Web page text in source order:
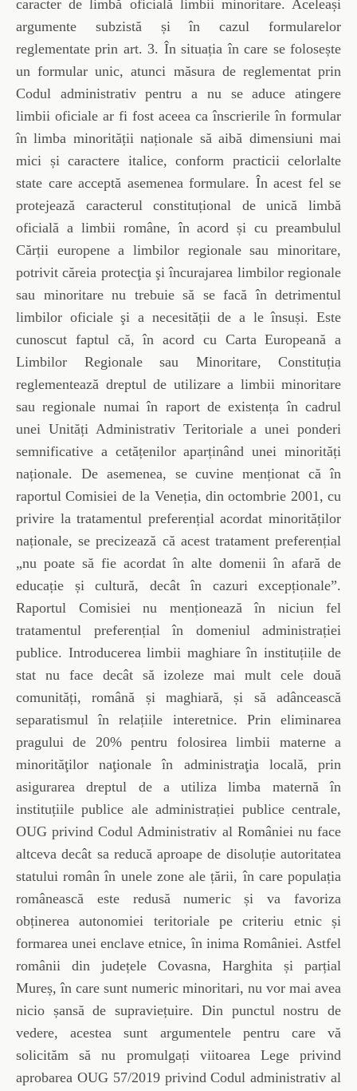
caracter de limbă oficială limbii minoritare. Aceleași
argumente subzistă și în cazul formularelor
reglementate prin art. 3. În situația în care se folosește
un formular unic, atunci măsura de reglementat prin
Codul administrativ pentru a nu se aduce atingere
limbii oficiale ar fi fost aceea ca înscrierile în formular
în limba minorității naționale să aibă dimensiuni mai
mici și caractere italice, conform practicii celorlalte
state care acceptă asemenea formulare. În acest fel se
protejează caracterul constituțional de unică limbă
oficială a limbii române, în acord și cu preambulul
Cărții europene a limbilor regionale sau minoritare,
potrivit căreia protecţia şi încurajarea limbilor regionale
sau minoritare nu trebuie să se facă în detrimentul
limbilor oficiale şi a necesității de a le însuși. Este
cunoscut faptul că, în acord cu Carta Europeană a
Limbilor Regionale sau Minoritare, Constituția
reglementează dreptul de utilizare a limbii minoritare
sau regionale numai în raport de existența în cadrul
unei Unități Administrativ Teritoriale a unei ponderi
semnificative a cetățenilor aparținând unei minorități
naționale. De asemenea, se cuvine menționat că în
raportul Comisiei de la Veneția, din octombrie 2001, cu
privire la tratamentul preferențial acordat minorităților
naționale, se precizează că acest tratament preferențial
„nu poate să fie acordat în alte domenii în afară de
educație și cultură, decât în cazuri excepționale”.
Raportul Comisiei nu menționează în niciun fel
tratamentul preferențial în domeniul administrației
publice. Introducerea limbii maghiare în instituțiile de
stat nu face decât să izoleze mai mult cele două
comunități, română și maghiară, și să adâncească
separatismul în relațiile interetnice. Prin eliminarea
pragului de 20% pentru folosirea limbii materne a
minorităţilor naţionale în administraţia locală, prin
asigurarea dreptul de a utiliza limba maternă în
instituțiile publice ale administrației publice centrale,
OUG privind Codul Administrativ al României nu face
altceva decât sa reducă aproape de disoluție autoritatea
statului român în unele zone ale țării, în care populația
românească este redusă numeric și va favoriza
obținerea autonomiei teritoriale pe criteriu etnic și
formarea unei enclave etnice, în inima României. Astfel
românii din județele Covasna, Harghita și parțial
Mureș, în care sunt numeric minoritari, nu vor mai avea
nicio șansă de supraviețuire. Din punctul nostru de
vedere, acestea sunt argumentele pentru care vă
solicităm să nu promulgați viitoarea Lege privind
aprobarea OUG 57/2019 privind Codul administrativ al